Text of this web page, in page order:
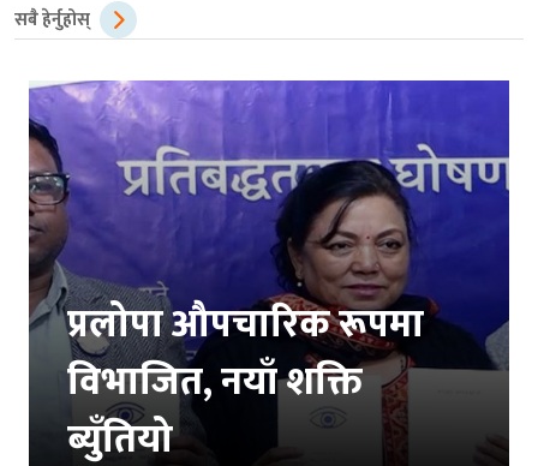
सबै हेर्नुहोस्
प्रलोपा औपचारिक रूपमा
विभाजित, नयाँ शक्ति
ब्युँतियो